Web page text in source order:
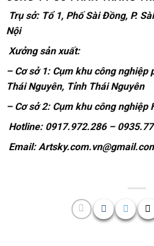
Trụ sở: Tổ 1, Phố Sài Đồng, P.
Nội
Xưởng sản xuất:
– Cơ sở 1: Cụm khu công nghiệp
Thái Nguyên, Tỉnh Thái Nguyên
– Cơ sở 2: Cụm khu công nghiệp
Hotline: 0917.972.286 –
Email: